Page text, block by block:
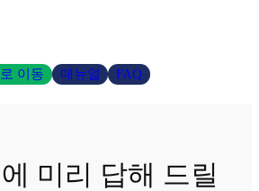
이동 매뉴얼 FAQ
미리 답해 드릴